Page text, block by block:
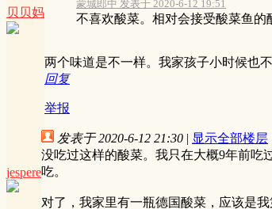
贝贝妈
蒙城郎中 发表于 2020-6-12 19:51
不喜欢酸菜。相对会接受酸菜鱼的
两个味道是不一样。我家孩子小时候也
回复
举报
jespere
发表于 2020-6-12 21:30 | 显示全部楼层
没吃过这样的酸菜。我只在大概9年前吃
吃。
对了，我家里有一瓶德国酸菜，应该是